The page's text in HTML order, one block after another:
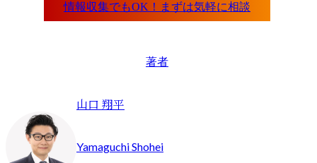
著者
山口 翔平
Yamaguchi Shohei